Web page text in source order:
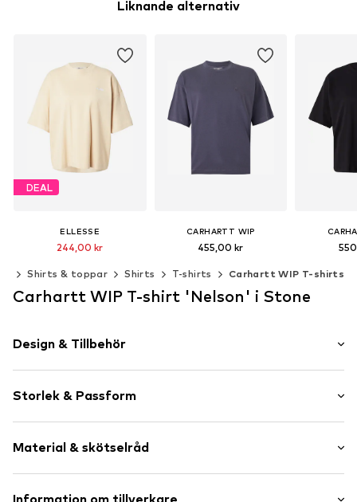
Liknande alternativ
DEAL
ELLESSE
244,00 kr
Senaste lägsta pris:259,25 kr
CARHARTT WIP
455,00 kr
Tillgängliga storlekar: XS, S, M, L
Lägg till i varukorgen Lägg till i
Shirts & toppar Shirts T-shirts Carhartt WIP T-shirts
Carhartt WIP T-shirt 'Nelson' i Stone
Design & Tillbehör
Jersey
Rundringning
Vadderad fåll/kant
Sänkt axelsöm
Storlek & Passform
Längd: Normal längd
Passform: Lös passform
Material & skötselråd
Material: 100% Bomull